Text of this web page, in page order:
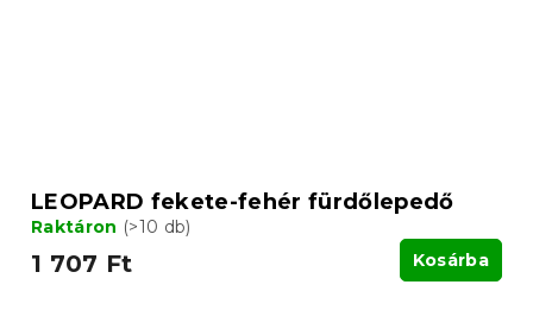
LEOPARD fekete-fehér fürdőlepedő
Raktáron (>10 db)
1 707 Ft Kosárba